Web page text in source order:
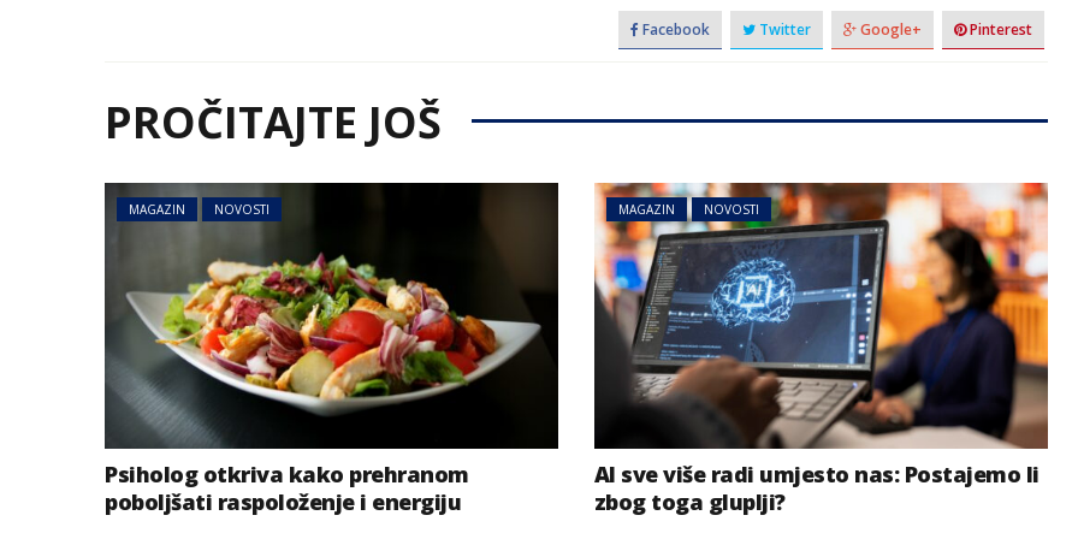
Facebook Twitter Google+ Pinterest
PROČITAJTE JOŠ
MAGAZIN NOVOSTI
Psiholog otkriva kako prehranom
poboljšati raspoloženje i energiju
MAGAZIN NOVOSTI
AI sve više radi umjesto nas: Postajemo li
zbog toga gluplji?